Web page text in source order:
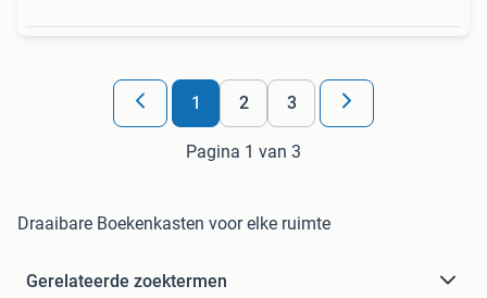
1 2 3
Pagina 1 van 3
Draaibare Boekenkasten voor elke ruimte
Gerelateerde zoektermen